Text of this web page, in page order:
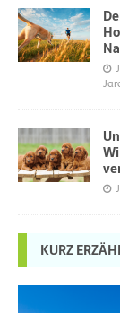
KURZ